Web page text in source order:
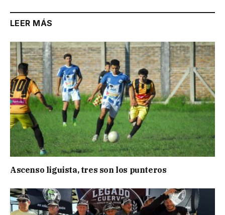
LEER MÁS
Ascenso liguista, tres son los punteros